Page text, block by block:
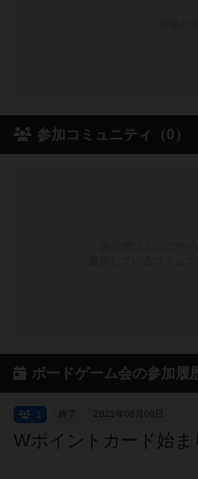
参加コミュニティ（0）
ボードゲーム会の参加履
Wポイントカード始ま
終了 2021年08月06日
1